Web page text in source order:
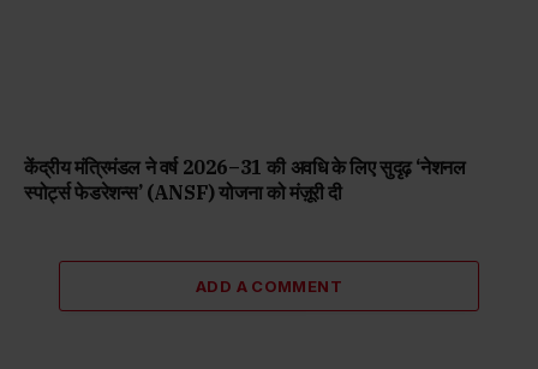
केंद्रीय मंत्रिमंडल ने वर्ष 2026–31 की अवधि के लिए सुदृढ़ ‘नेशनल
स्पोर्ट्स फेडरेशन्स’ (ANSF) योजना को मंज़ूरी दी
ADD A COMMENT